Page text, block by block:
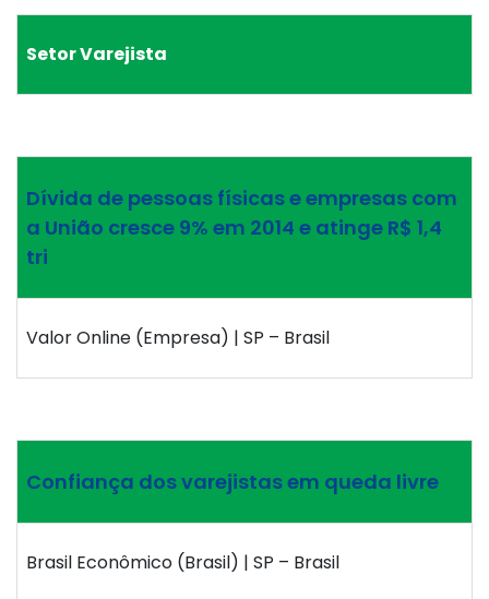
Setor Varejista
Dívida de pessoas físicas e empresas com
a União cresce 9% em 2014 e atinge R$ 1,4
tri
Valor Online (Empresa) | SP – Brasil
Confiança dos varejistas em queda livre
Brasil Econômico (Brasil) | SP – Brasil